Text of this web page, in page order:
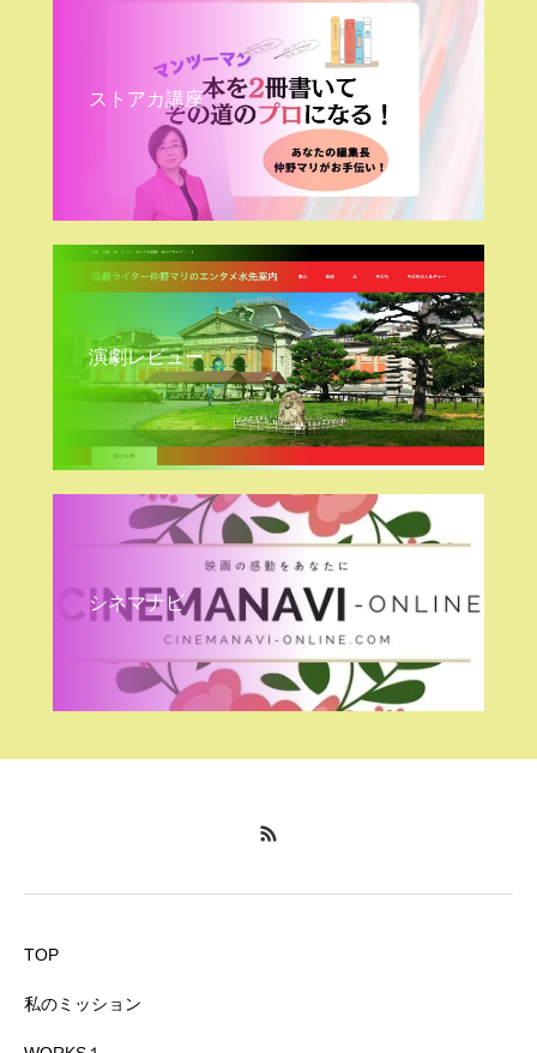
ストアカ講座
演劇レビュー
シネマナビ
TOP
私のミッション